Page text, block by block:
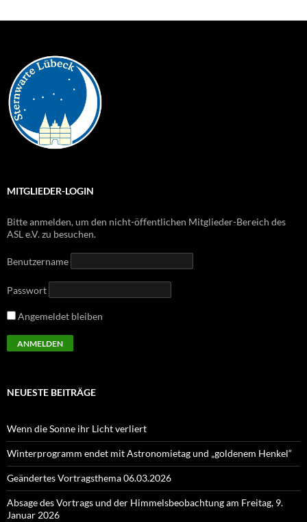
MITGLIEDER-LOGIN
Bitte anmelden, um den nicht-öffentlichen Mitglieder-Bereich des
ASL e.V. zu besuchen.
Benutzername
Passwort
Angemeldet bleiben
NEUESTE BEITRÄGE
Wenn die Sonne ihr Licht verliert
Winterprogramm endet mit Astronomietag und „goldenem Henkel“
Geändertes Vortragsthema 06.03.2026
Absage des Vortrags und der Himmelsbeobachtung am Freitag, 9.
Januar 2026